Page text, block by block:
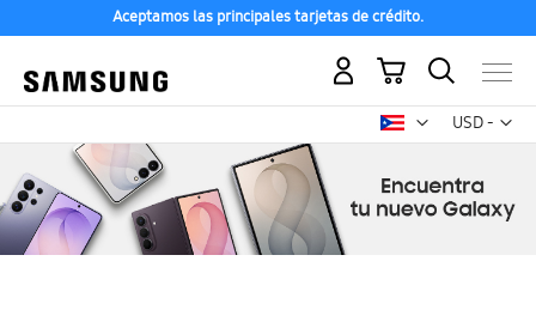
Aceptamos las principales tarjetas de crédito.
USD -
dólar
Mi carrito